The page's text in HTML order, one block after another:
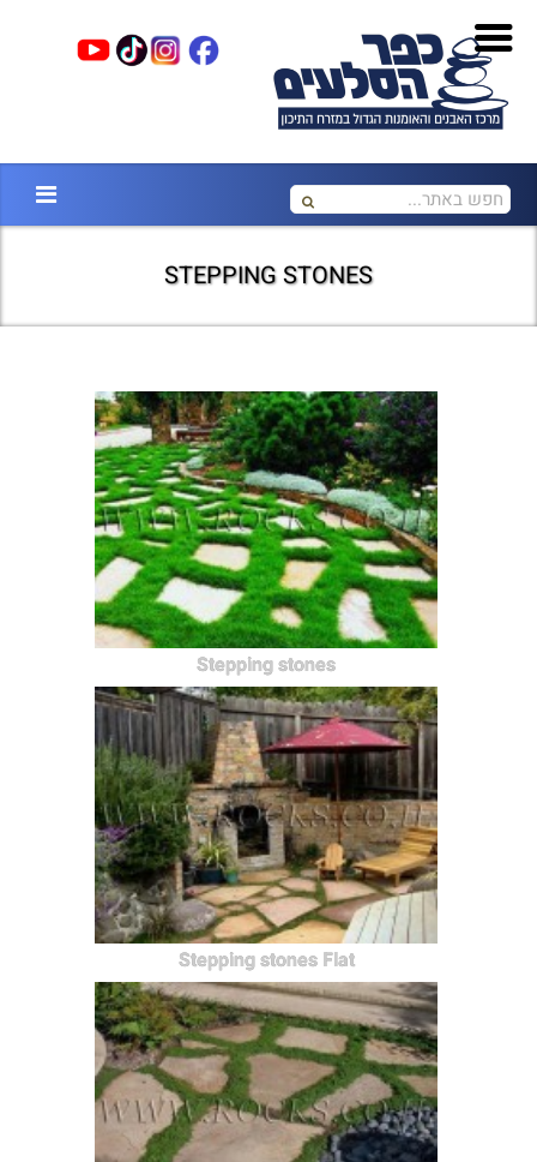
STEPPING STONES
Stepping stones
Stepping stones Flat